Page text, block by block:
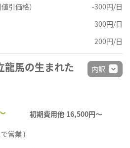
引価格）
-300円/日
300円/日
200円/日
龍馬の生まれた
初期費用他 16,500円〜
内訳
営業 )